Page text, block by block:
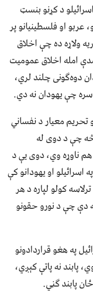
د کړنو بنسټ
او فلسطينيانو پر
ولاړه ده چې اخلاق
امله اخلاق عموميت
دوه‌ګونی چلند لري،
چې يهودان نه دي.
تحريم معيار د نفساني
چې د دوی له
ناوړه وي، دوی يې د
او يهودانو کې
کولو لپاره د هر
دې چې د نورو حقونو
په هغو قراردادونو
پابند نه پاتې کېږي،
پابند ګڼي.